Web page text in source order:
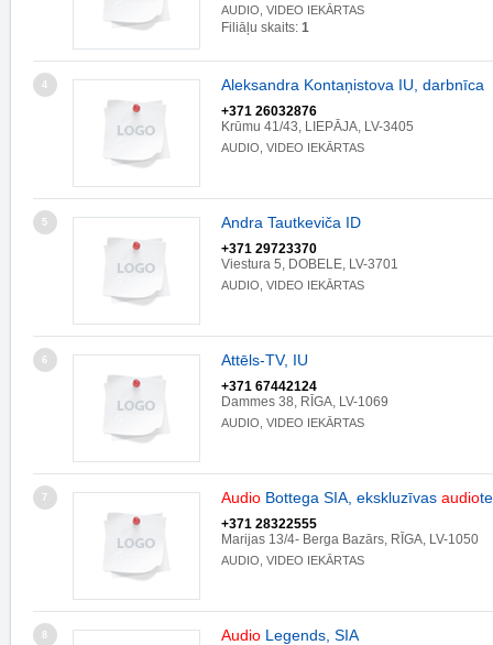
AUDIO, VIDEO IEKĀRTAS
Filiāļu skaits: 1
4 Aleksandra Kontaņistova IU, darbnīca
+371 26032876
Krūmu 41/43, LIEPĀJA, LV-3405
AUDIO, VIDEO IEKĀRTAS
5 Andra Tautkeviča ID
+371 29723370
Viestura 5, DOBELE, LV-3701
AUDIO, VIDEO IEKĀRTAS
6 Attēls-TV, IU
+371 67442124
Dammes 38, RĪGA, LV-1069
AUDIO, VIDEO IEKĀRTAS
7 Audio Bottega SIA, ekskluzīvas audio
+371 28322555
Marijas 13/4- Berga Bazārs, RĪGA, LV-1050
AUDIO, VIDEO IEKĀRTAS
8 Audio Legends, SIA